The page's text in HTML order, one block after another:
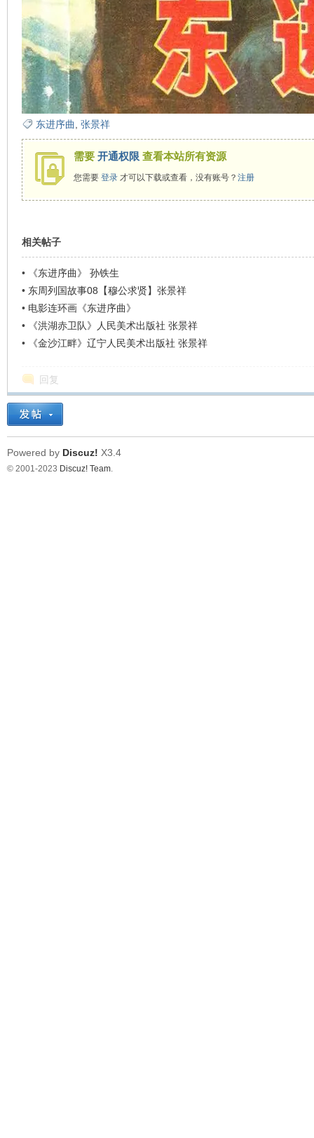
东进序曲 张景祥
需要 开通权限 查看本站所有资源
您需要 登录才可以下载或查看，没有账号？ 注册
相关帖子
•
《东进序曲》 孙铁生
• 东周列国故事08【穆公求贤】张景祥
• 电影连环画《东进序曲》
•
《洪湖赤卫队》人民美术出版社 张景祥
•
《金沙江畔》辽宁人民美术出版社 张景祥
回复
Powered by Discuz! X3.4
© 2001-2023 Discuz! Team.